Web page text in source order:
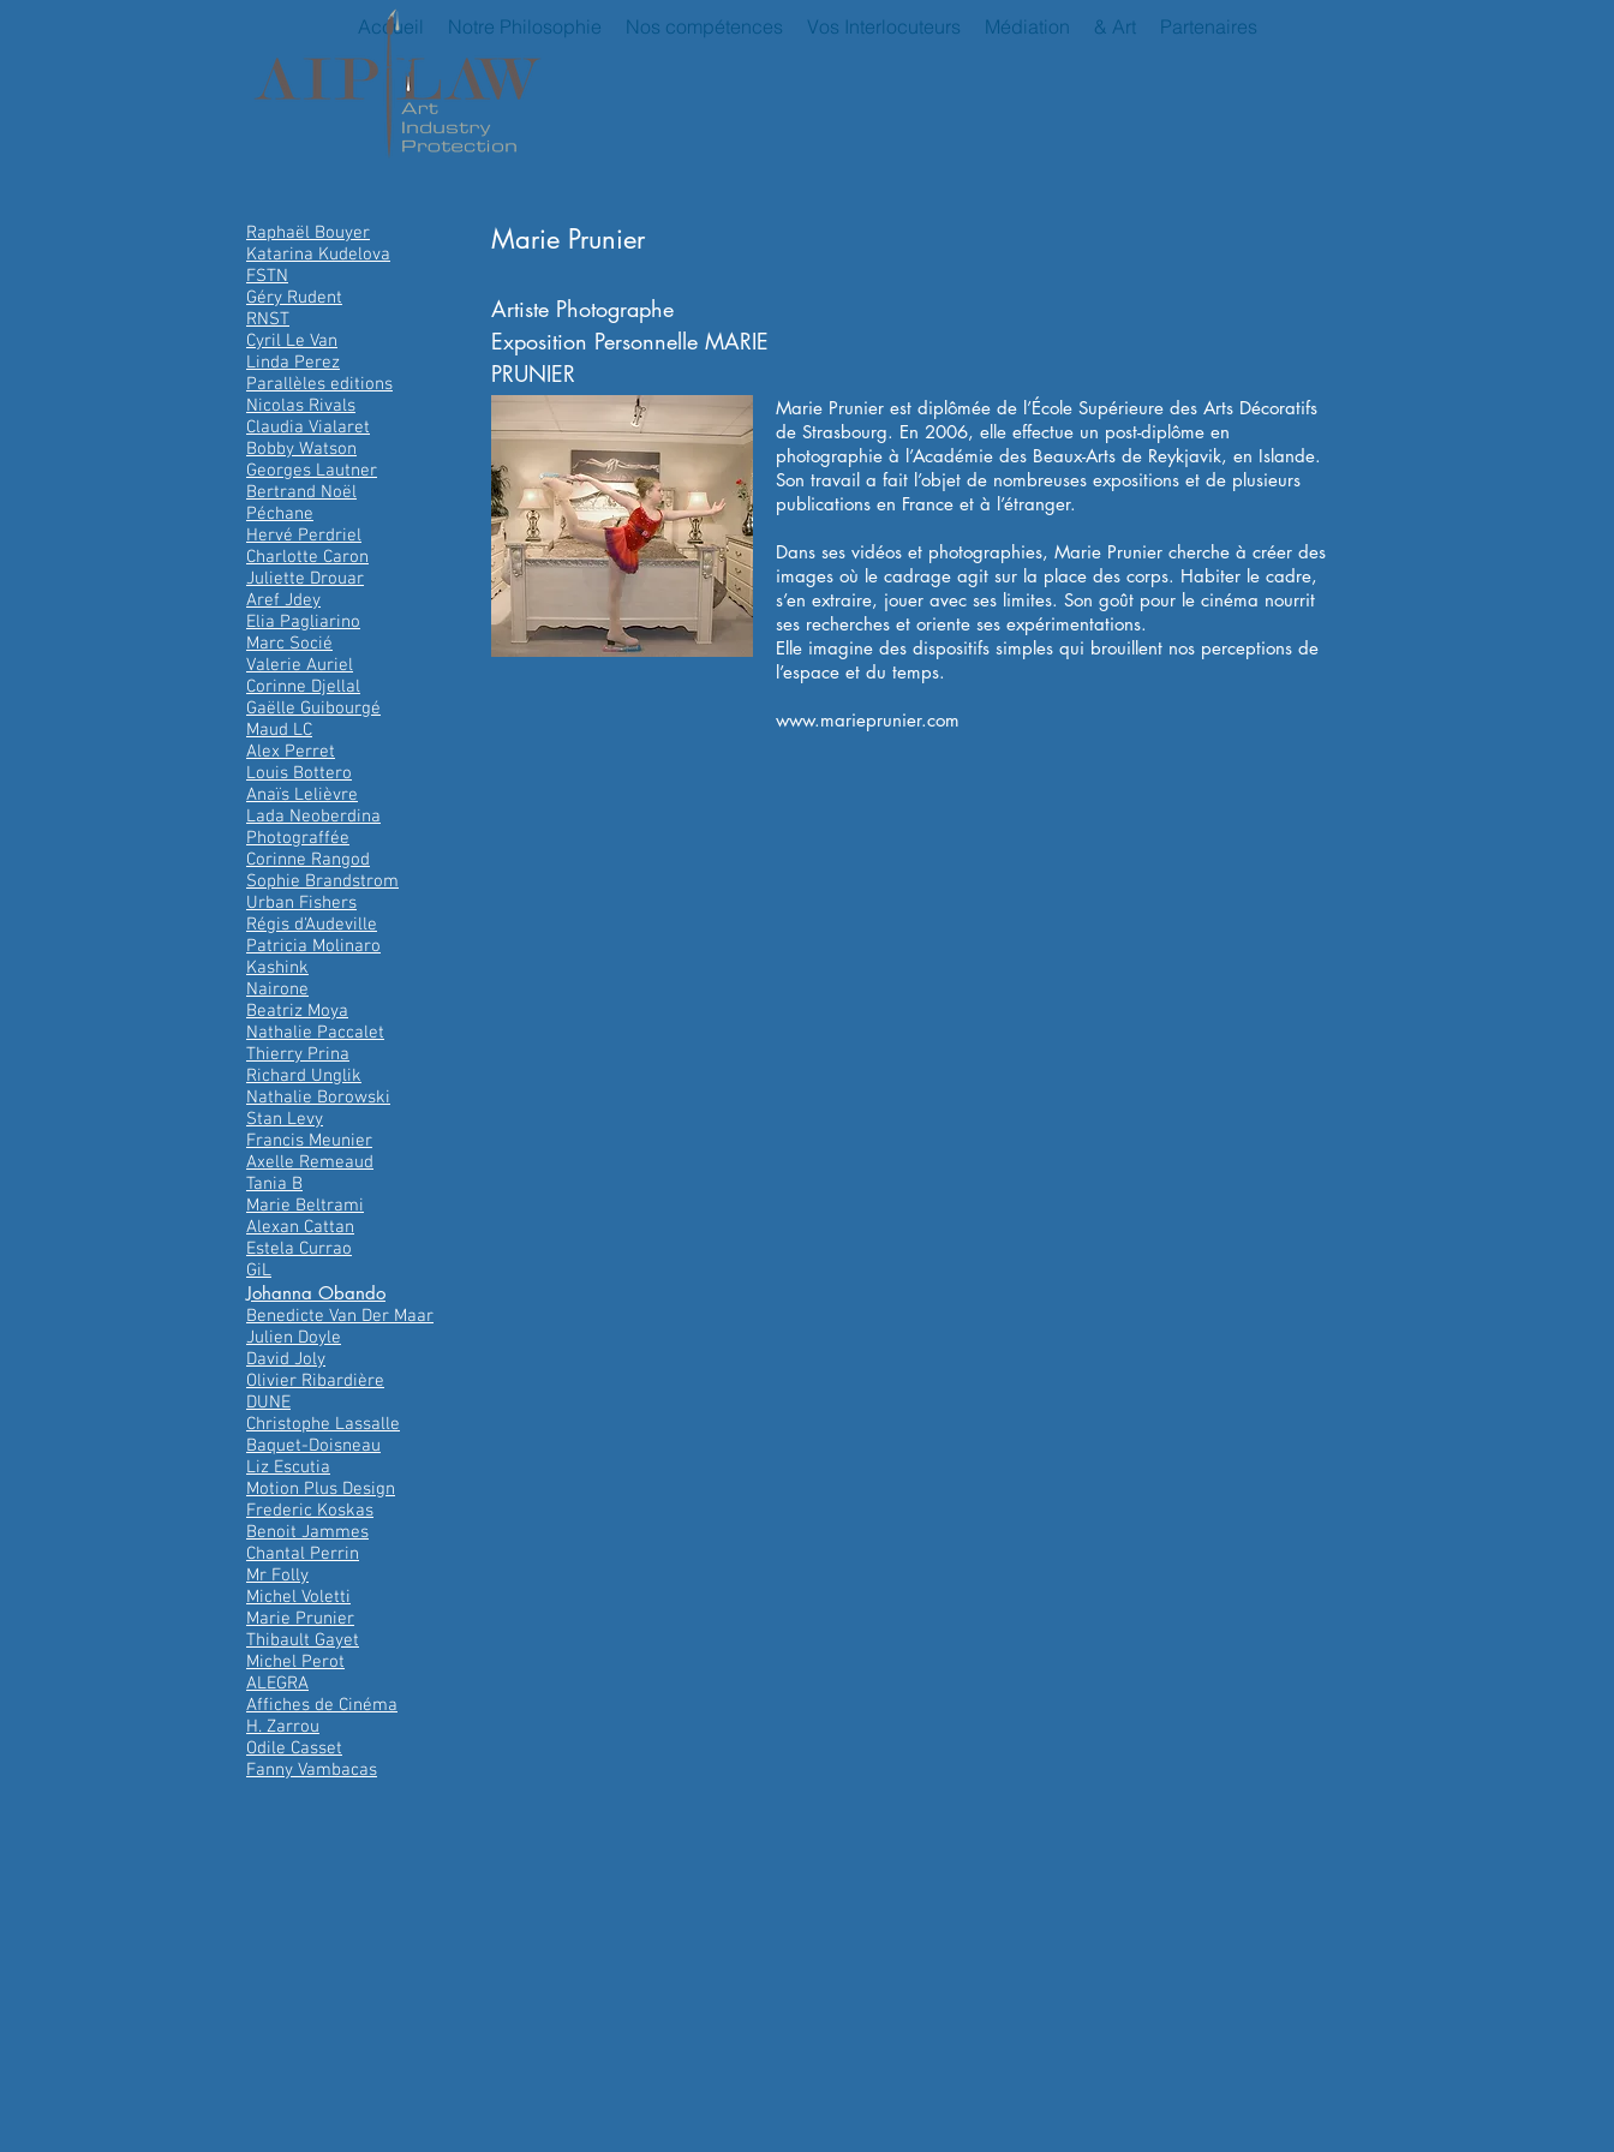
Accueil Notre Philosophie Nos compétences Vos Interlocuteurs Médiation & Art Partenaires
Raphaël Bouyer
Katarina Kudelova
FSTN
Géry Rudent
RNST
Cyril Le Van
Linda Perez
Parallèles editions
Nicolas Rivals
Claudia Vialaret
Bobby Watson
Georges Lautner
Bertrand Noël
Péchane
Hervé Perdriel
Charlotte Caron
Juliette Drouar
Aref Jdey
Elia Pagliarino
Marc Socié
Valerie Auriel
Corinne Djellal
Gaëlle Guibourgé
Maud LC
Alex Perret
Louis Bottero
Anaïs Lelièvre
Lada Neoberdina
Photograffée
Corinne Rangod
Sophie Brandstrom
Urban Fishers
Régis d'Audeville
Patricia Molinaro
Kashink
Nairone
Beatriz Moya
Nathalie Paccalet
Thierry Prina
Richard Unglik
Nathalie Borowski
Stan Levy
Francis Meunier
Axelle Remeaud
Tania B
Marie Beltrami
Alexan Cattan
Estela Currao
GiL
Johanna Obando
Benedicte Van Der Maar
Julien Doyle
David Joly
Olivier Ribardière
DUNE
Christophe Lassalle
Baquet-Doisneau
Liz Escutia
Motion Plus Design
Frederic Koskas
Benoit Jammes
Chantal Perrin
Mr Folly
Michel Voletti
Marie Prunier
Thibault Gayet
Michel Perot
ALEGRA
Affiches de Cinéma
H. Zarrou
Odile Casset
Fanny Vambacas
Marie Prunier
Artiste Photographe
Exposition Personnelle MARIE
PRUNIER
Marie Prunier est diplômée de l’École Supérieure des Arts Décoratifs
de Strasbourg. En 2006, elle effectue un post-diplôme en
photographie à l’Académie des Beaux-Arts de Reykjavik, en Islande.
Son travail a fait l’objet de nombreuses expositions et de plusieurs
publications en France et à l’étranger.
Dans ses vidéos et photographies, Marie Prunier cherche à créer des
images où le cadrage agit sur la place des corps. Habiter le cadre,
s’en extraire, jouer avec ses limites. Son goût pour le cinéma nourrit
ses recherches et oriente ses expérimentations.
Elle imagine des dispositifs simples qui brouillent nos perceptions de
l’espace et du temps.
www.marieprunier.com